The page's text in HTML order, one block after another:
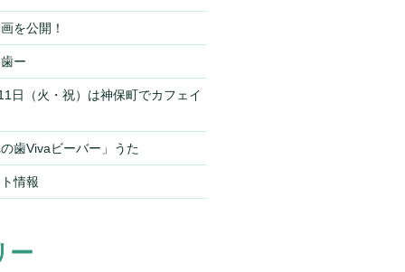
を公開！
ー
日（火・祝）は神保町でカフェイ
の歯Vivaビーバー」うた
情報
ー